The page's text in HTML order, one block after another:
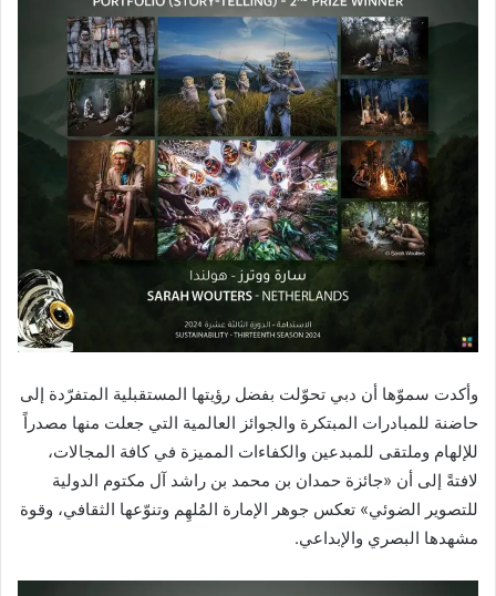
وأكدت سموّها أن دبي تحوّلت بفضل رؤيتها المستقبلية المتفرّدة إلى
حاضنة للمبادرات المبتكرة والجوائز العالمية التي جعلت منها مصدراً
للإلهام وملتقى للمبدعين والكفاءات المميزة في كافة المجالات،
لافتةً إلى أن «جائزة حمدان بن محمد بن راشد آل مكتوم الدولية
للتصوير الضوئي» تعكس جوهر الإمارة المُلهِم وتنوّعها الثقافي، وقوة
مشهدها البصري والإبداعي.